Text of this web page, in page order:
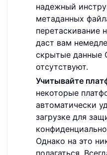
надежный
метаданных
перетаскивание
даст вам
скрытые данные
отсутствуют.
Учитывайте
некоторые
автоматически
загрузке для
Однако на это
полагаться.